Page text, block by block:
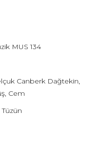
MUS 134
Canberk Dağtekin,
Cem